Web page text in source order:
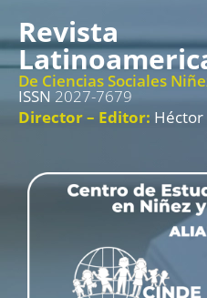
Revista
De Ciencias Sociales
ISSN 2027-7679
Director – Editor: Héctor